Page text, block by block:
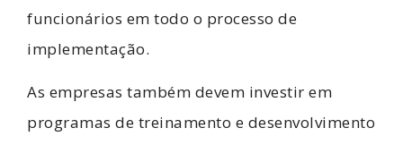
funcionários em todo o processo de
implementação.
As empresas também devem investir em
programas de treinamento e desenvolvimento